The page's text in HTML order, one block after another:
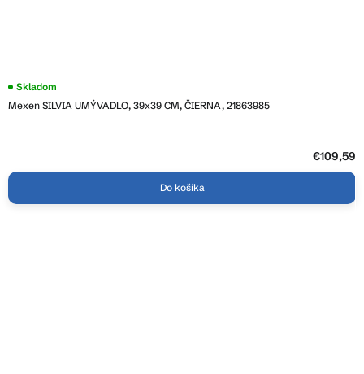
Mexen SILVIA UMÝVADLO, 39x39 CM, ČIERNA, 21863985
Skladom
€109,59
Do košíka